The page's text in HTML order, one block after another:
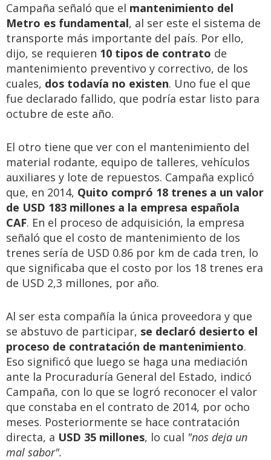
Campaña señaló que el mantenimiento del
Metro es fundamental, al ser este el sistema de
transporte más importante del país. Por ello,
dijo, se requieren 10 tipos de contrato de
mantenimiento preventivo y correctivo, de los
cuales, dos todavía no existen. Uno fue el que
fue declarado fallido, que podría estar listo para
octubre de este año.
El otro tiene que ver con el mantenimiento del
material rodante, equipo de talleres, vehículos
auxiliares y lote de repuestos. Campaña explicó
que, en 2014, Quito compró 18 trenes a un valor
de USD 183 millones a la empresa española
CAF. En el proceso de adquisición, la empresa
señaló que el costo de mantenimiento de los
trenes sería de USD 0.86 por km de cada tren, lo
que significaba que el costo por los 18 trenes era
de USD 2,3 millones, por año.
Al ser esta compañía la única proveedora y que
se abstuvo de participar, se declaró desierto el
proceso de contratación de mantenimiento.
Eso significó que luego se haga una mediación
ante la Procuraduría General del Estado, indicó
Campaña, con lo que se logró reconocer el valor
que constaba en el contrato de 2014, por ocho
meses. Posteriormente se hace contratación
directa, a USD 35 millones, lo cual "nos deja un
mal sabor".